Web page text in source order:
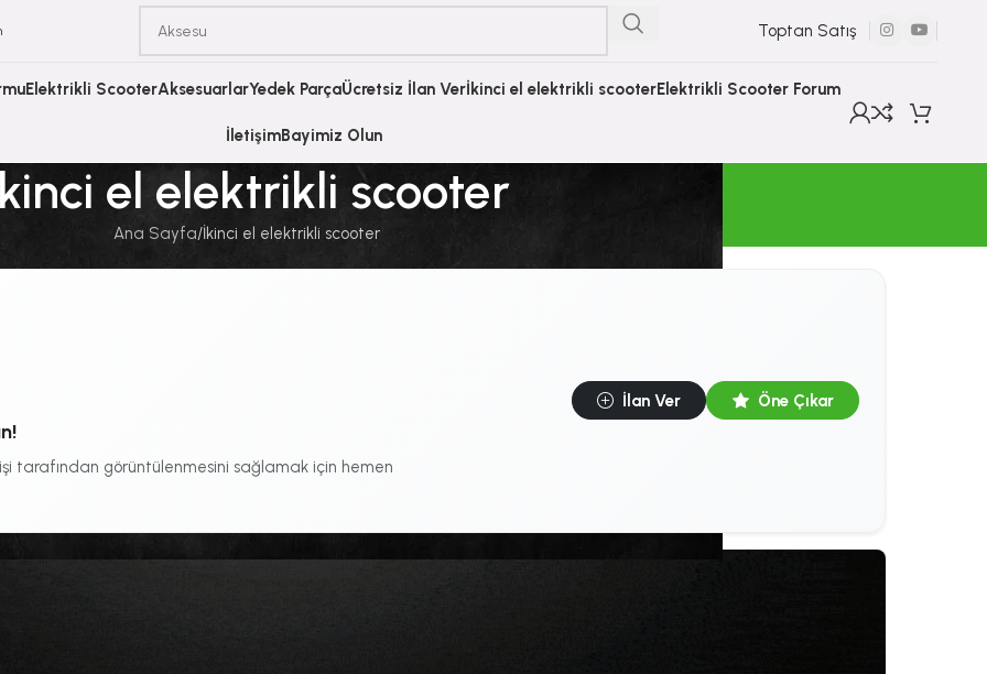
Toptan Satış
Elektrikli ScooterAksesuarlarYedek ParçaÜcretsiz İlan Verİkinci el elektrikli scooterElektrikli Scooter Forum
İletişimBayimiz Olun
el elektrikli scooter
Ana Sayfa İkinci el elektrikli scooter
tarafından görüntülenmesini sağlamak için hemen
İlan Ver Öne Çıkar